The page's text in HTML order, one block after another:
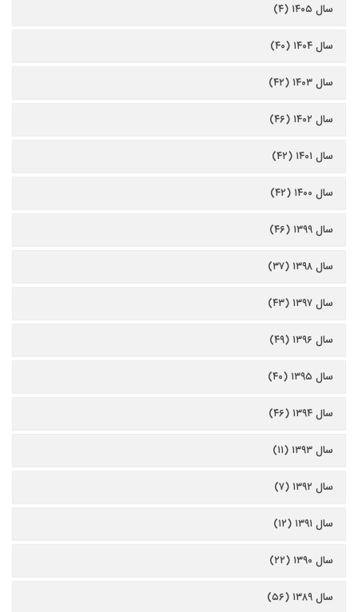
سال ۱۴۰۵ (۴)
سال ۱۴۰۴ (۴۰)
سال ۱۴۰۳ (۴۲)
سال ۱۴۰۲ (۴۶)
سال ۱۴۰۱ (۴۲)
سال ۱۴۰۰ (۴۲)
سال ۱۳۹۹ (۴۶)
سال ۱۳۹۸ (۳۷)
سال ۱۳۹۷ (۴۳)
سال ۱۳۹۶ (۴۹)
سال ۱۳۹۵ (۴۰)
سال ۱۳۹۴ (۴۶)
سال ۱۳۹۳ (۱۱)
سال ۱۳۹۲ (۷)
سال ۱۳۹۱ (۱۲)
سال ۱۳۹۰ (۲۲)
سال ۱۳۸۹ (۵۶)